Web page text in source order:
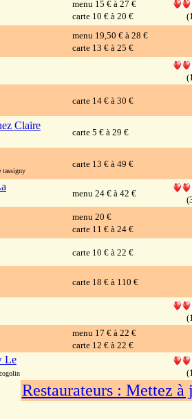
menu 15 € à 27 €
carte 10 € à 20 €
menu 19,50 € à 28 €
carte 13 € à 25 €
carte 14 € à 30 €
Claire
carte 5 € à 29 €
tassigny
carte 13 € à 49 €
menu 24 € à 42 €
menu 20 €
carte 11 € à 24 €
carte 10 € à 22 €
carte 18 € à 110 €
menu 17 € à 22 €
carte 12 € à 22 €
Le
Restaurateurs : Mettez à